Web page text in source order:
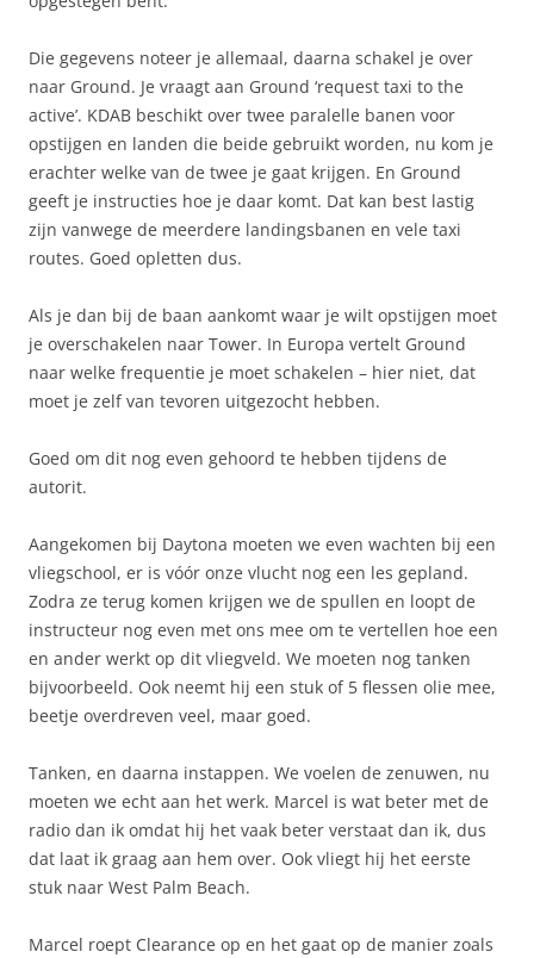
Die gegevens noteer je allemaal, daarna schakel je over
naar Ground. Je vraagt aan Ground ‘request taxi to the
active’. KDAB beschikt over twee paralelle banen voor
opstijgen en landen die beide gebruikt worden, nu kom je
erachter welke van de twee je gaat krijgen. En Ground
geeft je instructies hoe je daar komt. Dat kan best lastig
zijn vanwege de meerdere landingsbanen en vele taxi
routes. Goed opletten dus.
Als je dan bij de baan aankomt waar je wilt opstijgen moet
je overschakelen naar Tower. In Europa vertelt Ground
naar welke frequentie je moet schakelen – hier niet, dat
moet je zelf van tevoren uitgezocht hebben.
Goed om dit nog even gehoord te hebben tijdens de
autorit.
Aangekomen bij Daytona moeten we even wachten bij een
vliegschool, er is vóór onze vlucht nog een les gepland.
Zodra ze terug komen krijgen we de spullen en loopt de
instructeur nog even met ons mee om te vertellen hoe een
en ander werkt op dit vliegveld. We moeten nog tanken
bijvoorbeeld. Ook neemt hij een stuk of 5 flessen olie mee,
beetje overdreven veel, maar goed.
Tanken, en daarna instappen. We voelen de zenuwen, nu
moeten we echt aan het werk. Marcel is wat beter met de
radio dan ik omdat hij het vaak beter verstaat dan ik, dus
dat laat ik graag aan hem over. Ook vliegt hij het eerste
stuk naar West Palm Beach.
Marcel roept Clearance op en het gaat op de manier zoals